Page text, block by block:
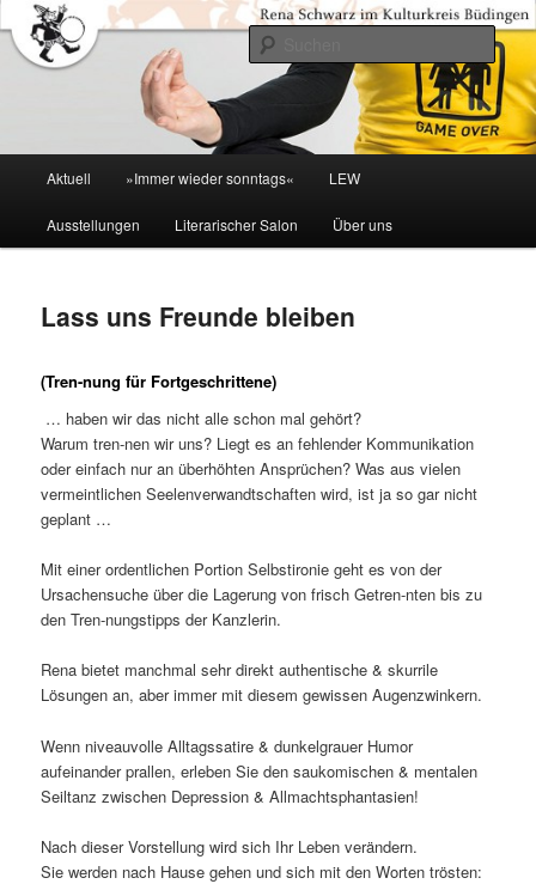
primären
Inhalt
Kulturkreis Buedingen
Aktuell »Immer wieder sonntags« LEW
Ausstellungen Literarischer Salon Über uns
Lass uns Freunde bleiben
(Tren-nung für Fortgeschrittene)
… haben wir das nicht alle schon mal gehört?
Warum tren-nen wir uns? Liegt es an fehlender Kommunikation
oder einfach nur an überhöhten Ansprüchen? Was aus vielen
vermeintlichen Seelenverwandtschaften wird, ist ja so gar nicht
geplant …
Mit einer ordentlichen Portion Selbstironie geht es von der
Ursachensuche über die Lagerung von frisch Getren-nten bis zu
den Tren-nungstipps der Kanzlerin.
Rena bietet manchmal sehr direkt authentische & skurrile
Lösungen an, aber immer mit diesem gewissen Augenzwinkern.
Wenn niveauvolle Alltagssatire & dunkelgrauer Humor
aufeinander prallen, erleben Sie den saukomischen & mentalen
Seiltanz zwischen Depression & Allmachtsphantasien!
Nach dieser Vorstellung wird sich Ihr Leben verändern.
Sie werden nach Hause gehen und sich mit den Worten trösten: